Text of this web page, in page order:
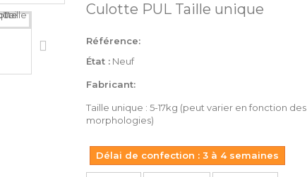
Culotte PUL Taille unique
Référence:
État : Neuf
Fabricant:
Taille unique : 5-17kg (peut varier en fonction des
morphologies)
Délai de confection : 3 à 4 semaines